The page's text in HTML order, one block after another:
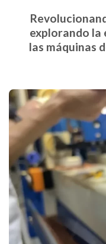
explorando la
las máquinas